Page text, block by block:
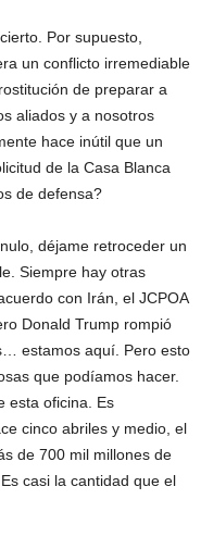
Por supuesto,
un conflicto irremediable
de preparar a
aliados y a nosotros
hace inútil que un
de la Casa Blanca
de defensa?
déjame retroceder un
Siempre hay otras
con Irán, el JCPOA
Donald Trump rompió
estamos aquí. Pero esto
que podíamos hacer.
esta oficina. Es
cinco abriles y medio, el
de 700 mil millones de
casi la cantidad que el